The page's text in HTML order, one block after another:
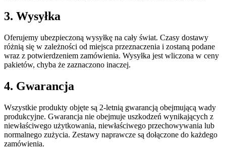
3. Wysyłka
Oferujemy ubezpieczoną wysyłkę na cały świat. Czasy dostawy
różnią się w zależności od miejsca przeznaczenia i zostaną podane
wraz z potwierdzeniem zamówienia. Wysyłka jest wliczona w ceny
pakietów, chyba że zaznaczono inaczej.
4. Gwarancja
Wszystkie produkty objęte są 2-letnią gwarancją obejmującą wady
produkcyjne. Gwarancja nie obejmuje uszkodzeń wynikających z
niewłaściwego użytkowania, niewłaściwego przechowywania lub
normalnego zużycia. Zestawy naprawcze są dołączone do każdego
zamówienia.